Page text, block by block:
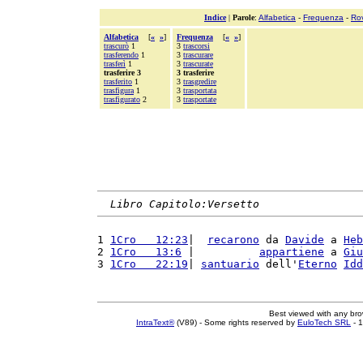
Indice| Parole: Alfabetica - Frequenza -
Alfabetica [« »]
trascurò 1
trasferendo 1
trasferì 1
trasferire 3
trasferito 1
trasfigura 1
trasfigurato 2
Frequenza [« »]
3 trascorsi
3 trascurare
3 trascurate
3 trasferire
3 trasgredire
3 trasportata
3 trasportate
Libro Capitolo:Versetto
1 1Cro   12:23 recarono da Davide a
2 1Cro   13:6 appartiene a
3 1Cro   22:19 santuario dell' Eterno
Best viewed with any
IntraText®(V89) - Some rights reserved by EuloTech SRL -